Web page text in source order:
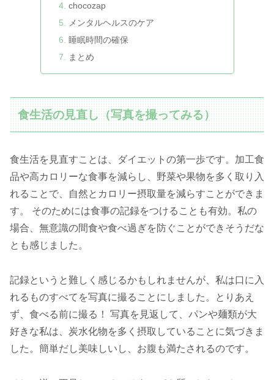
chocozap
メンタルヘルスのケア
睡眠時間の確保
まとめ
食生活の見直し（写真を撮ってみる）
食生活を見直すことは、ダイエットの第一歩です。加工食
品や高カロリーな食事を減らし、野菜や果物を多く取り入
れることで、自然とカロリー摂取量を減らすことができま
す。 そのためには食事の記録をつけることも有効。私の
場合、無意識の間食や食べ過ぎを防ぐことができそうだな
とも感じました。
記録というと難しく感じるかもしれませんが、私は口に入
れるものすべてを写真に撮ることにしました。とりあえ
ず、食べる前に撮る！ 写真を見返して、パンや麺類が大
好きな私は、炭水化物を多く摂取していることに気づきま
した。簡単だし美味しいし、お腹も満たされるのです。